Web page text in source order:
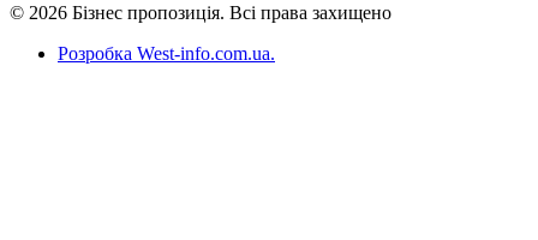
© 2026 Бізнес пропозиція. Всі права захищено
Розробка West-info.com.ua.